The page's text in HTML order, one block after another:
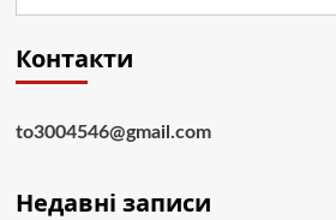
Контакти
to3004546@gmail.com
Недавні записи